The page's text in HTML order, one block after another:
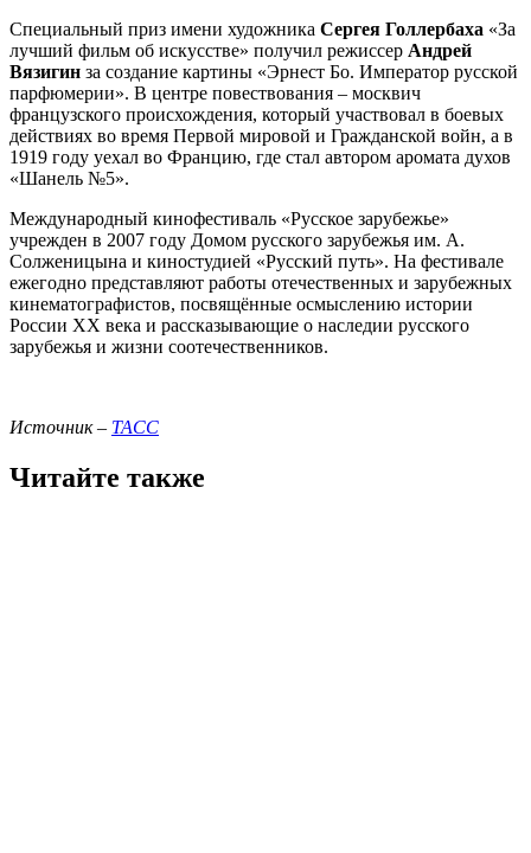
Специальный приз имени художника Сергея Голлербаха «За
лучший фильм об искусстве» получил режиссер Андрей
Вязигин за создание картины «Эрнест Бо. Император русской
парфюмерии». В центре повествования – москвич
французского происхождения, который участвовал в боевых
действиях во время Первой мировой и Гражданской войн, а в
1919 году уехал во Францию, где стал автором аромата духов
«Шанель №5».
Международный кинофестиваль «Русское зарубежье»
учрежден в 2007 году Домом русского зарубежья им. А.
Солженицына и киностудией «Русский путь». На фестивале
ежегодно представляют работы отечественных и зарубежных
кинематографистов, посвящённые осмыслению истории
России ХХ века и рассказывающие о наследии русского
зарубежья и жизни соотечественников.
Источник – ТАСС
Читайте также